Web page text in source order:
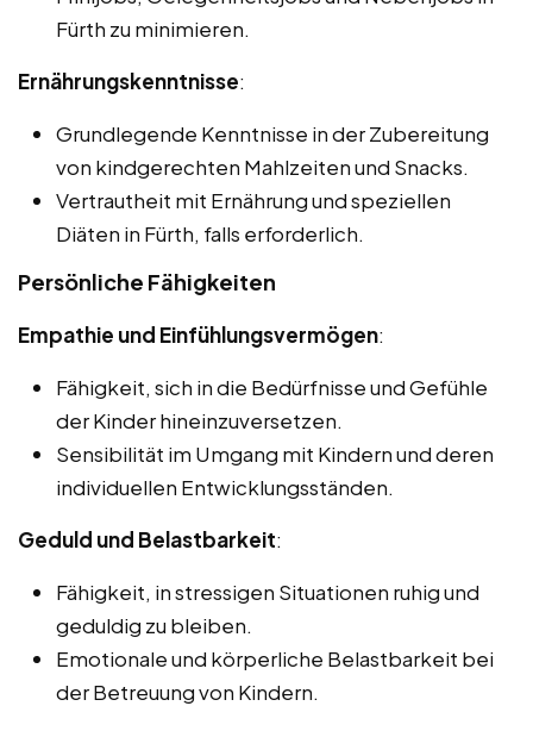
Fürth zu minimieren.
Ernährungskenntnisse:
Grundlegende Kenntnisse in der Zubereitung
von kindgerechten Mahlzeiten und Snacks.
Vertrautheit mit Ernährung und speziellen
Diäten in Fürth, falls erforderlich.
Persönliche Fähigkeiten
Empathie und Einfühlungsvermögen:
Fähigkeit, sich in die Bedürfnisse und Gefühle
der Kinder hineinzuversetzen.
Sensibilität im Umgang mit Kindern und deren
individuellen Entwicklungsständen.
Geduld und Belastbarkeit:
Fähigkeit, in stressigen Situationen ruhig und
geduldig zu bleiben.
Emotionale und körperliche Belastbarkeit bei
der Betreuung von Kindern.